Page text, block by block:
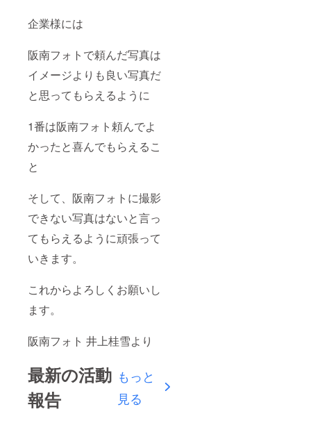
企業様には
阪南フォトで頼んだ写真は
イメージよりも良い写真だ
と思ってもらえるように
1番は阪南フォト頼んでよ
かったと喜んでもらえるこ
と
そして、阪南フォトに撮影
できない写真はないと言っ
てもらえるように頑張って
いきます。
これからよろしくお願いし
ます。
阪南フォト 井上桂雪より
最新の活動
報告
もっと
見る